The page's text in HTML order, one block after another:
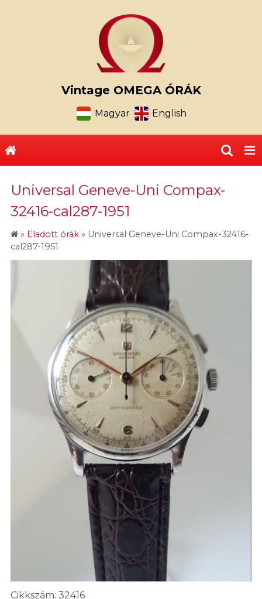
Vintage OMEGA ÓRÁK
Magyar English
Universal Geneve-Uni Compax-
32416-cal287-1951
» Eladott órák » Universal Geneve-Uni Compax-32416-
cal287-1951
Cikkszám: 32416